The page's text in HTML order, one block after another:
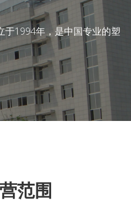
产线.
成型、牵引机、冷却水箱、
产线路由PLC控制系统集
毫米波纹管，用于道路
管道，输水管道，已经农
排气系统可使最终粒子更为
kg/h不同产能机器来满足
发部共同探讨共同为客户定
尼龙薄膜等各种塑料薄膜和
回收造粒.
进循环再利用，亿利机械期
业。我们欢迎您将原料展示
，我们将为您提供较好的处
，完成热混的物料自动进入
防止结块.
于1994年，是中国专业的塑
范围